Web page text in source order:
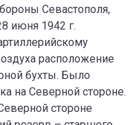
Севастополя,
июня 1942 г.
расположение
бухты. Было
на Северной стороне.
стороне